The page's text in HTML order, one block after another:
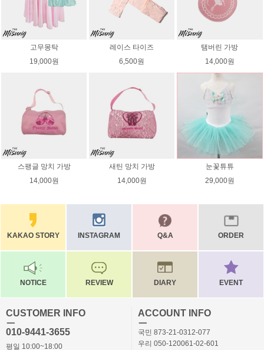
고무몽탁
19,000원
레이스 타이즈
6,500원
탬버린 가방
14,000원
스팽글 망치 가방
14,000원
새틴 망치 가방
14,000원
눈꽃튜튜
29,000원
KAKAO STORY INSTAGRAM Q&A ORDER
NOTICE REVIEW DIARY EVENT
CUSTOMER INFO
ㅡ
010-9441-3655
평일 10:00~18:00
ACCOUNT INFO
ㅡ
국민 873-21-0312-077
우리 050-120061-02-601